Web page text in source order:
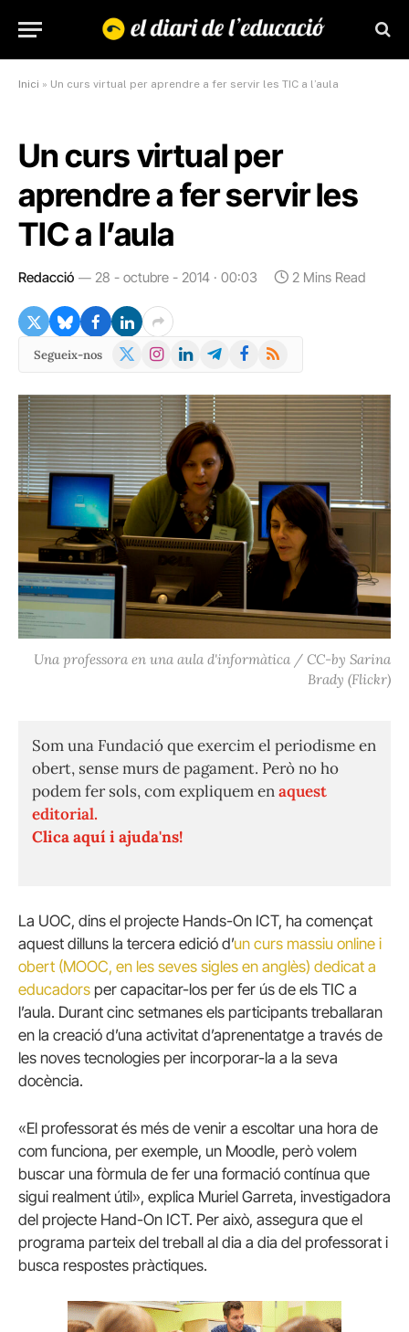
Inici » Un curs virtual per aprendre a fer servir les TIC a l’aula
Un curs virtual per
aprendre a fer servir les
TIC a l’aula
Redacció 28 - octubre - 2014 · 00:03 2 Mins Read
Segueix-nos
X
Instagram
LinkedInTelegramFacebook
RSS
Una professora en una aula d'informàtica / CC-by Sarina
Brady (Flickr)
Som una Fundació que exercim el periodisme en
obert, sense murs de pagament. Però no ho
podem fer sols, com expliquem enaquest
editorial.
Clica aquí i ajuda'ns!
La UOC, dins el projecte Hands-On ICT, ha començat
aquest dilluns la tercera edició d’un curs massiu online i
obert (MOOC, en les seves sigles en anglès) dedicat a
educadors per capacitar-los per fer ús de els TIC a
l’aula. Durant cinc setmanes els participants treballaran
en la creació d’una activitat d’aprenentatge a través de
les noves tecnologies per incorporar-la a la seva
docència.
«El professorat és més de venir a escoltar una hora de
com funciona, per exemple, un Moodle, però volem
buscar una fòrmula de fer una formació contínua que
sigui realment útil», explica Muriel Garreta, investigadora
del projecte Hand-On ICT. Per això, assegura que el
programa parteix del treball al dia a dia del professorat i
busca respostes pràctiques.